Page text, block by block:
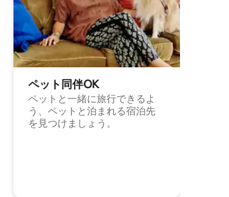
ペット同⁠伴OK
ペットと一緒に旅行できるよ
う、ペットと泊まれる宿泊先
を見つけましょう。